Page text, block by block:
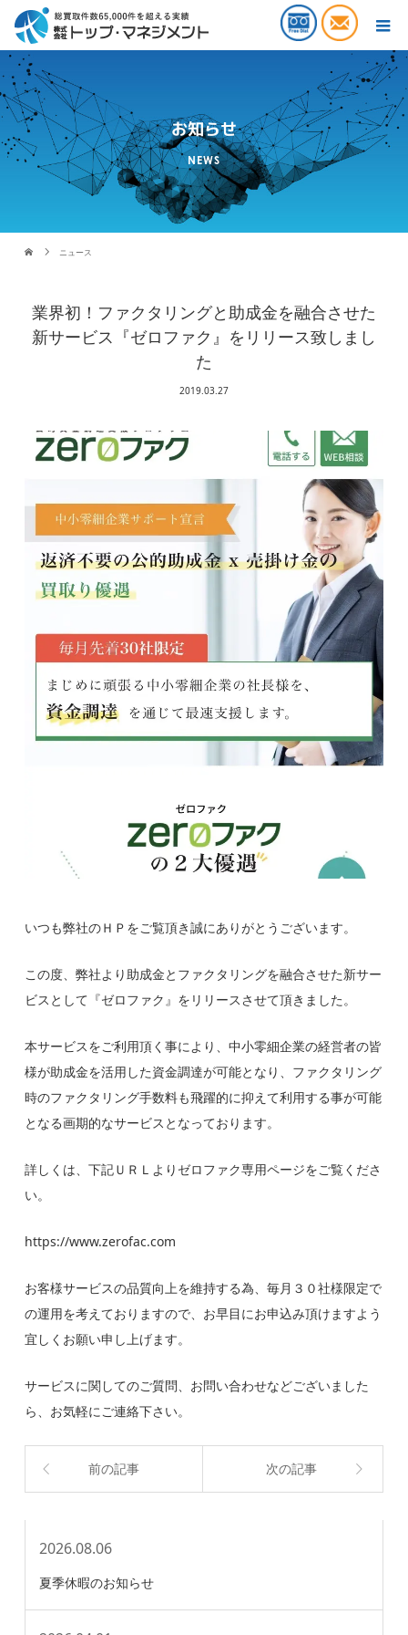
お知らせ
NEWS
ニュース
業界初！ファクタリングと助成金を融合させた
新サービス『ゼロファク』をリリース致しまし
た
2019.03.27
いつも弊社のＨＰをご覧頂き誠にありがとうございます。
この度、弊社より助成金とファクタリングを融合させた新サー
ビスとして『ゼロファク』をリリースさせて頂きました。
本サービスをご利用頂く事により、中小零細企業の経営者の皆
様が助成金を活用した資金調達が可能となり、ファクタリング
時のファクタリング手数料も飛躍的に抑えて利用する事が可能
となる画期的なサービスとなっております。
詳しくは、下記ＵＲＬよりゼロファク専用ページをご覧くださ
い。
https://www.zerofac.com
お客様サービスの品質向上を維持する為、毎月３０社様限定で
の運用を考えておりますので、お早目にお申込み頂けますよう
宜しくお願い申し上げます。
サービスに関してのご質問、お問い合わせなどございました
ら、お気軽にご連絡下さい。
前の記事 次の記事
2026.08.06
夏季休暇のお知らせ